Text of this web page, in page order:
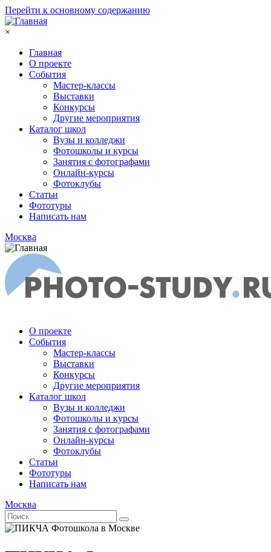
Перейти к основному содержанию
×
Главная
О проекте
События
Мастер-классы
Выставки
Конкурсы
Другие мероприятия
Каталог школ
Вузы и колледжи
Фотошколы и курсы
Занятия с фотографами
Онлайн-курсы
Фотоклубы
Статьи
Фототуры
Написать нам
Москва
О проекте
События
Мастер-классы
Выставки
Конкурсы
Другие мероприятия
Каталог школ
Вузы и колледжи
Фотошколы и курсы
Занятия с фотографами
Онлайн-курсы
Фотоклубы
Статьи
Фототуры
Написать нам
Москва